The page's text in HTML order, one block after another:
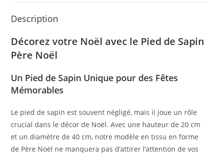
Description
Décorez votre Noël avec le Pied de Sapin
Père Noël
Un Pied de Sapin Unique pour des Fêtes
Mémorables
Le pied de sapin est souvent négligé, mais il joue un rôle
crucial dans le décor de Noël. Avec une hauteur de 20 cm
et un diamètre de 40 cm, notre modèle en tissu en forme
de Père Noël ne manquera pas d’attirer l’attention de vos